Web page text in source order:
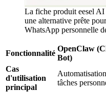
La fiche produit eesel
une alternative prête
WhatsApp personnelle
Fonctionnalité
OpenClaw
Bot)
Cas
d'utilisation
principal
tâches